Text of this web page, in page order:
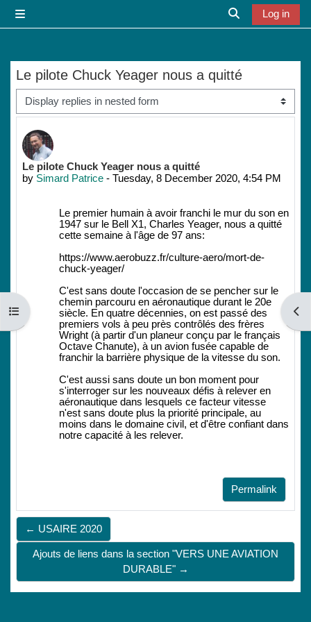
Toggle search
Log in
Open course index
Le pilote Chuck Yeager nous a quitté
Le pilote Chuck Yeager nous a quitté
by Simard Patrice - Tuesday, 8 December 2020, 4:54 PM
Number of replies: 0
Le premier humain à avoir franchi le mur du son en
1947 sur le Bell X1, Charles Yeager, nous a quitté
cette semaine à l'âge de 97 ans:
https://www.aerobuzz.fr/culture-aero/mort-de-
chuck-yeager/
C'est sans doute l'occasion de se pencher sur le
chemin parcouru en aéronautique durant le 20e
siècle. En quatre décennies, on est passé des
premiers vols à peu près contrôlés des frères
Wright (à partir d'un planeur conçu par le français
Octave Chanute), à un avion fusée capable de
franchir la barrière physique de la vitesse du son.
C'est aussi sans doute un bon moment pour
s'interroger sur les nouveaux défis à relever en
aéronautique dans lesquels ce facteur vitesse
n'est sans doute plus la priorité principale, au
moins dans le domaine civil, et d'être confiant dans
notre capacité à les relever.
Permalink
← USAIRE 2020
Ajouts de liens dans la section "VERS UNE AVIATION
DURABLE" →